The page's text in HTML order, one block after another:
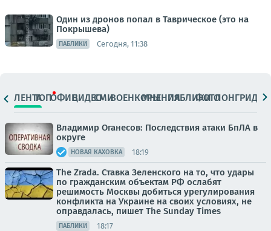
Один из дронов попал в Таврическое (это на
Покрышева)
ПАБЛИКИ Сегодня, 11:38
ЛЕНТАТОПОФИЦ.ВИДЕОСМИВОЕНКОРЫМНЕНИЯПАБЛИКИ
ФОТОЛОНГРИДЫ
Владимир Оганесов: Последствия атаки БпЛА в
округе
НОВАЯ КАХОВКА 18:19
The Zrada. Ставка Зеленского на то, что удары
по гражданским объектам РФ ослабят
решимость Москвы добиться урегулирования
конфликта на Украине на своих условиях, не
оправдалась, пишет The Sunday Times
ПАБЛИКИ 18:17